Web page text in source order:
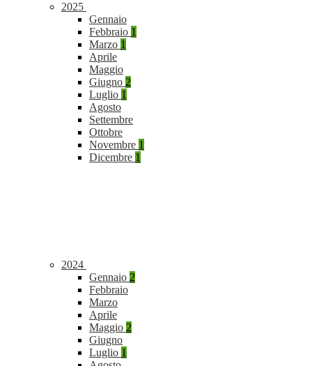
2025
Gennaio
Febbraio 1
Marzo 1
Aprile
Maggio
Giugno 2
Luglio 1
Agosto
Settembre
Ottobre
Novembre 1
Dicembre 1
2024
Gennaio 2
Febbraio
Marzo
Aprile
Maggio 2
Giugno
Luglio 1